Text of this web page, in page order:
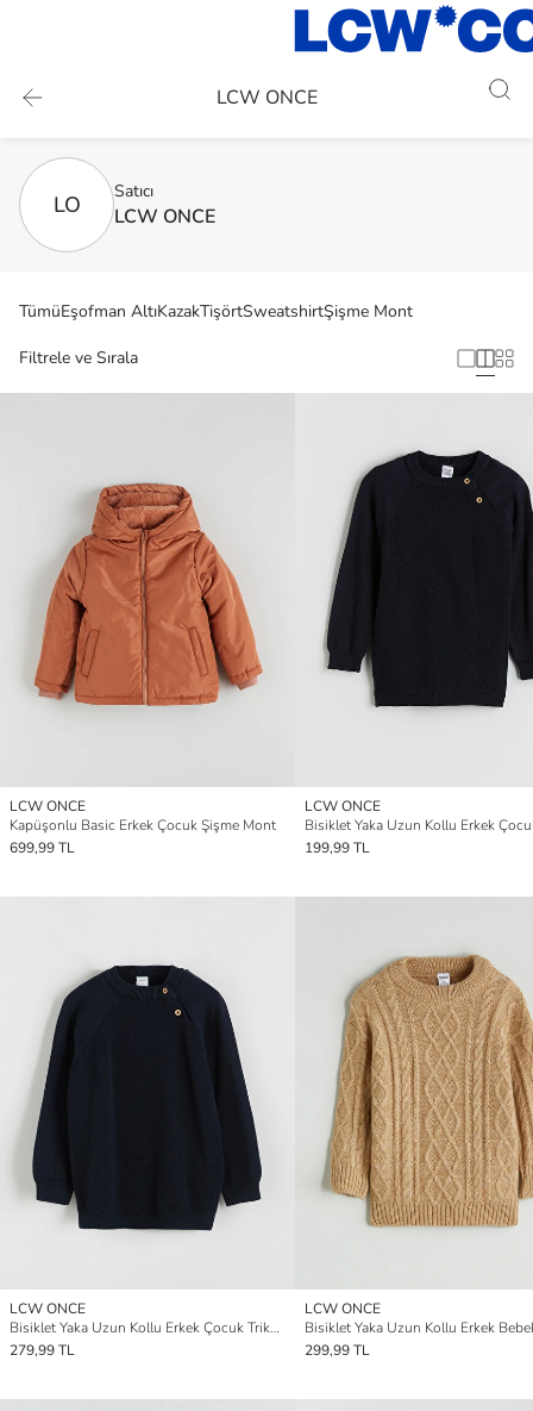
LCW ONCE
LO Satıcı
LCW ONCE
TümüEşofman AltıKazakTişörtSweatshirtŞişme Mont
Filtrele ve Sırala
LCW ONCE
Kapüşonlu Basic Erkek Çocuk Şişme Mont
699,99 TL
LCW ONCE
199,99 TL
LCW ONCE
Bisiklet Yaka Uzun Kollu Erkek Çocuk Triko Kazak
279,99 TL
LCW ONCE
299,99 TL